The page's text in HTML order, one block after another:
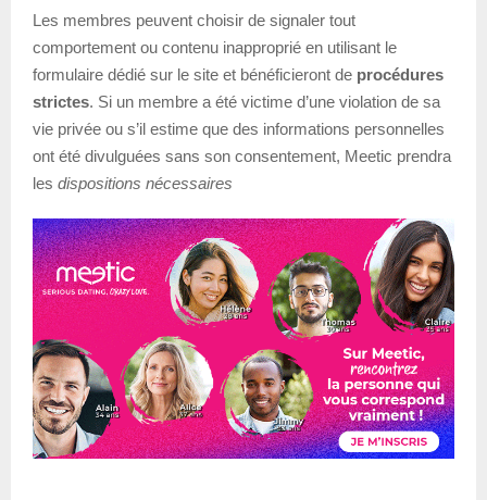
Les membres peuvent choisir de signaler tout
comportement ou contenu inapproprié en utilisant le
formulaire dédié sur le site et bénéficieront de procédures
strictes. Si un membre a été victime d’une violation de sa
vie privée ou s’il estime que des informations personnelles
ont été divulguées sans son consentement, Meetic prendra
les dispositions nécessaires